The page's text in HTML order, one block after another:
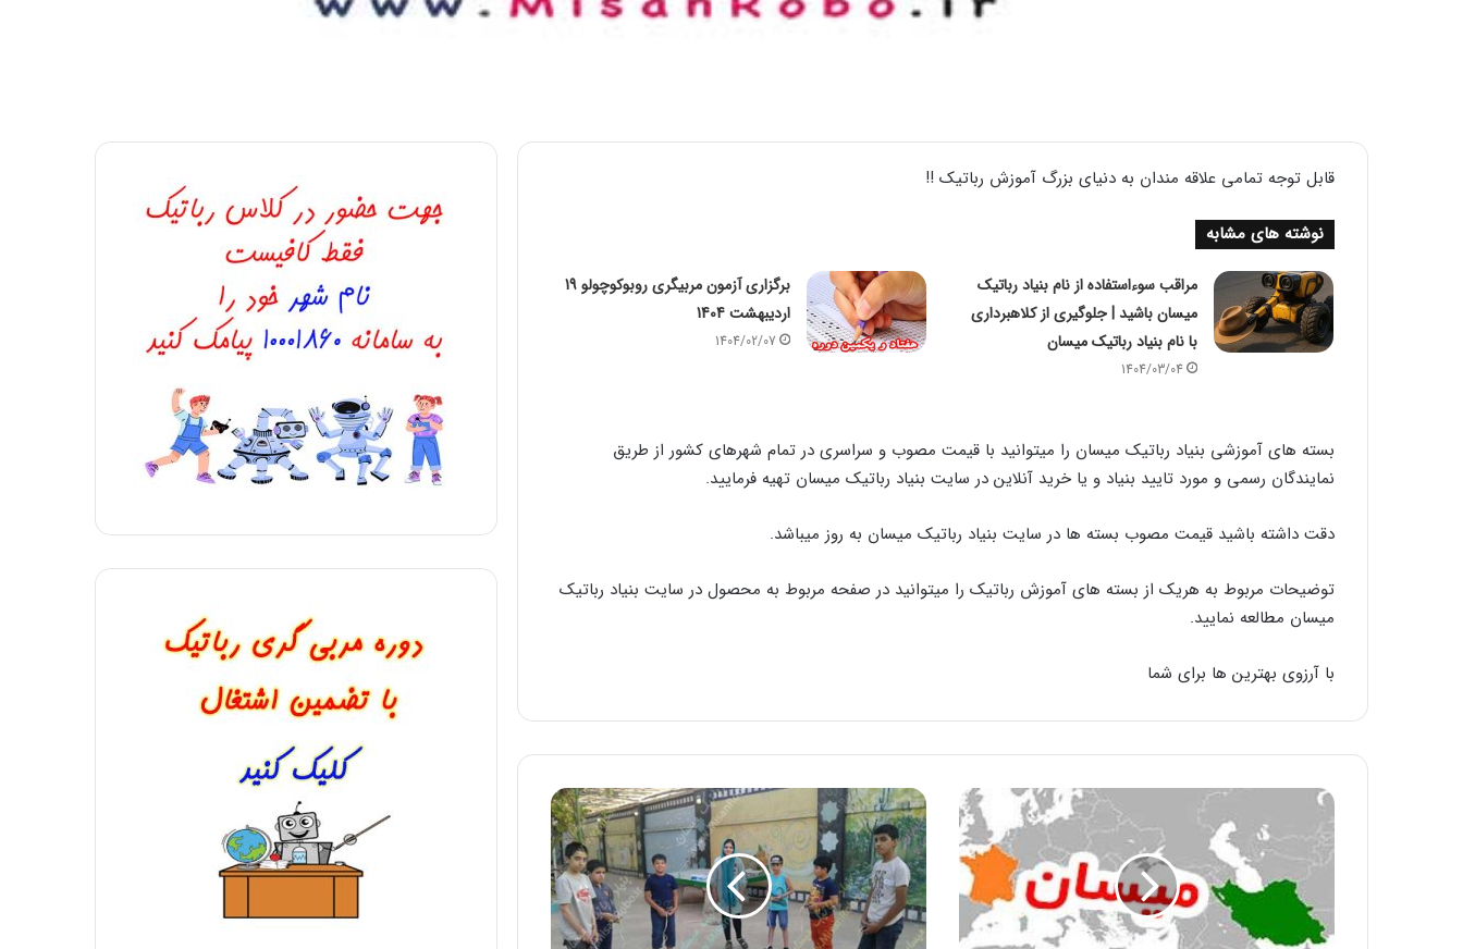
قابل توجه تمامی علاقه مندان به دنیای بزرگ آموزش رباتیک !!
نوشته های مشابه
مراقب سوءاستفاده از نام بنیاد رباتیک
میسان باشید | جلوگیری از کلاهبرداری
با نام بنیاد رباتیک میسان
1404/03/04
برگزاری آزمون مربیگری روبوکوچولو 19
اردیبهشت 1404
1404/02/07
بسته های آموزشی بنیاد رباتیک میسان را میتوانید با قیمت مصوب و سراسری در تمام شهرهای کشور از طریق
نمایندگان رسمی و مورد تایید بنیاد و یا خرید آنلاین در سایت بنیاد رباتیک میسان تهیه فرمایید.
دقت داشته باشید قیمت مصوب بسته ها در سایت بنیاد رباتیک میسان به روز میباشد.
توضیحات مربوط به هریک از بسته های آموزش رباتیک را میتوانید در صفحه مربوط به محصول در سایت بنیاد رباتیک
میسان مطالعه نمایید.
با آرزوی بهترین ها برای شما